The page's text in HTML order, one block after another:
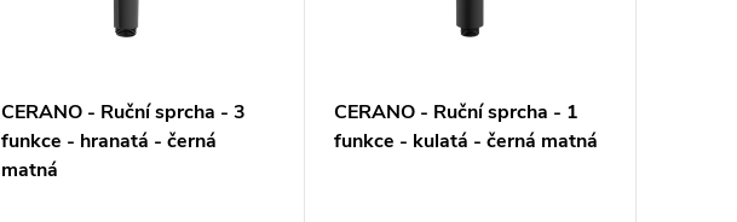
CERANO - Ruční sprcha - 3
funkce - hranatá - černá
matná
CERANO - Ruční sprcha - 1
funkce - kulatá - černá matná